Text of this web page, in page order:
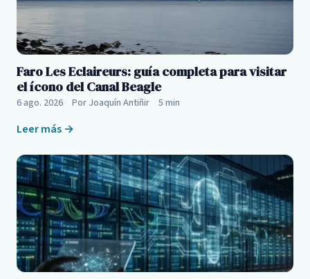
Faro Les Eclaireurs: guía completa para visitar
el ícono del Canal Beagle
6 ago. 2026 Por Joaquín Antiñir 5 min
Leer más →